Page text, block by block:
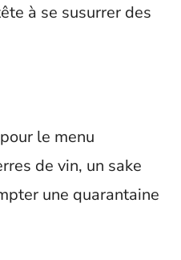
à se susurrer des
le menu
de vin, un sake
une quarantaine